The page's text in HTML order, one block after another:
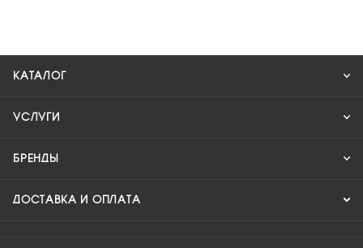
КАТАЛОГ
УСЛУГИ
БРЕНДЫ
ДОСТАВКА И ОПЛАТА